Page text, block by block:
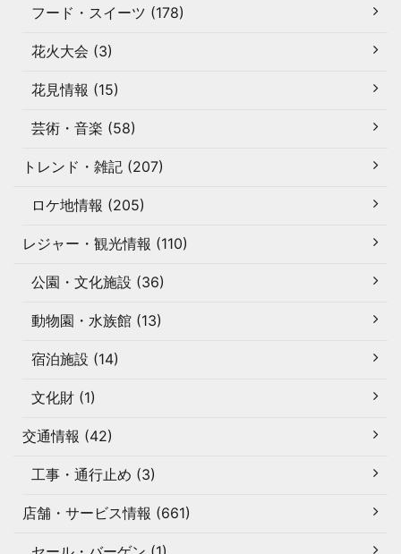
フード・スイーツ (178)
花火大会 (3)
花見情報 (15)
芸術・音楽 (58)
トレンド・雑記 (207)
ロケ地情報 (205)
レジャー・観光情報 (110)
公園・文化施設 (36)
動物園・水族館 (13)
宿泊施設 (14)
文化財 (1)
交通情報 (42)
工事・通行止め (3)
店舗・サービス情報 (661)